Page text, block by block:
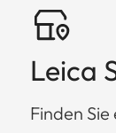
Leica
Finden